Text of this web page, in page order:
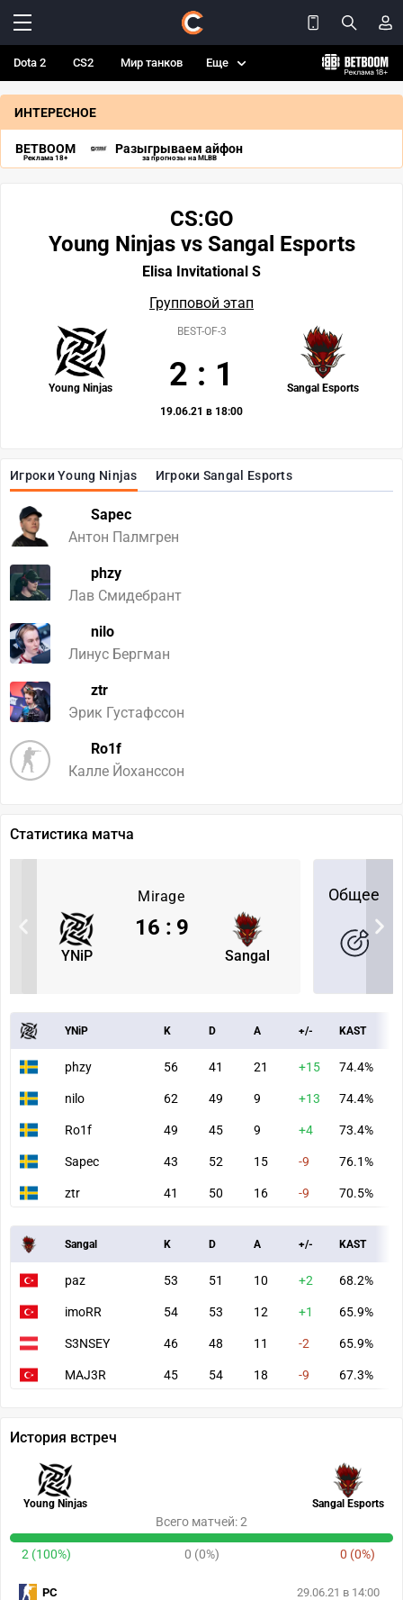
Dota 2 CS2 Мир танков Еще
ИНТЕРЕСНОЕ
BETBOOM
Реклама 18+
Разыгрываем айфон
за прогнозы на MLBB
Игроки Young Ninjas Игроки Sangal Esports
Sapec
Антон Палмгрен
phzy
Лав Смидебрант
nilo
Линус Бергман
ztr
Эрик Густафссон
Ro1f
Калле Йохансcон
CS:GO
Young Ninjas vs Sangal Esports
Elisa Invitational S
Групповой этап
Young Ninjas Sangal Esports
BEST-OF-3
2 : 1
19.06.21 в 18:00
Статистика матча
Mirage
YNiP Sangal
16 : 9
Общее
YNiP K D A +/- KAST
phzy 56 41 21 +15 74.4%
nilo 62 49 9 +13 74.4%
Ro1f 49 45 9 +4 73.4%
Sapec 43 52 15 -9 76.1%
ztr 41 50 16 -9 70.5%
Sangal K D A +/- KAST
paz 53 51 10 +2 68.2%
imoRR 54 53 12 +1 65.9%
S3NSEY 46 48 11 -2 65.9%
MAJ3R 45 54 18 -9 67.3%
История встреч
Young Ninjas Sangal Esports
Всего матчей: 2
2 (100%) 0 (0%) 0 (0%)
29.06.21 в 14:00
PC